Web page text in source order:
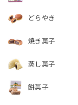
どらやき
焼き菓子
蒸し菓子
餅菓子